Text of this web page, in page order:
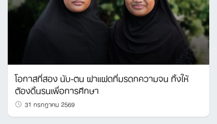
โอกาสที่สอง นับ-ตน ฝาแฝดที่มรดกความจน ทิ้งให้
ต้องดิ้นรนเพื่อการศึกษา
31 กรกฎาคม 2569